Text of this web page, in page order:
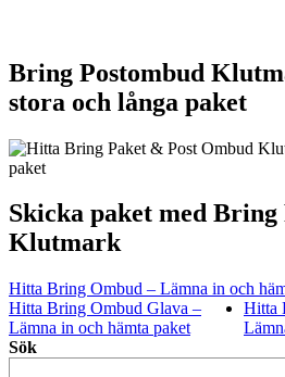
Bring Postombud
stora och långa paket
Skicka paket med Bring
Klutmark
Hitta Bring Ombud – Lämna in och
Hitta Bring Ombud Glava –
Lämna in och hämta paket
Hitta
Sök